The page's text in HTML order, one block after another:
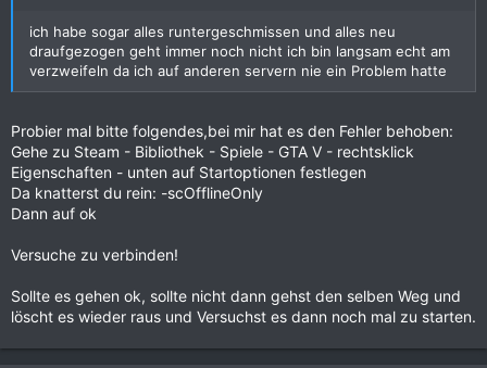
ich habe sogar alles runtergeschmissen und alles neu
draufgezogen geht immer noch nicht ich bin langsam echt am
verzweifeln da ich auf anderen servern nie ein Problem hatte
Probier mal bitte folgendes,bei mir hat es den Fehler behoben:
Gehe zu Steam - Bibliothek - Spiele - GTA V - rechtsklick
Eigenschaften - unten auf Startoptionen festlegen
Da knatterst du rein: -scOfflineOnly
Dann auf ok
Versuche zu verbinden!
Sollte es gehen ok, sollte nicht dann gehst den selben Weg und
löscht es wieder raus und Versuchst es dann noch mal zu starten.